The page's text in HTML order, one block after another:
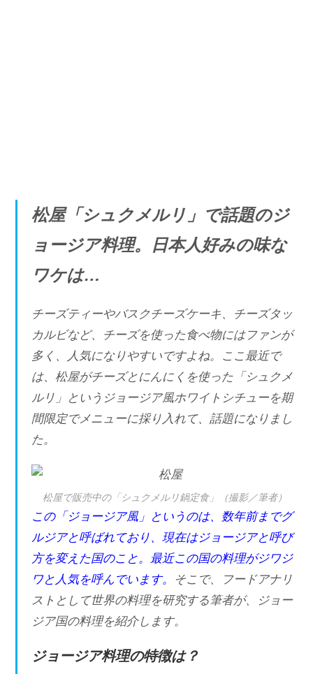
松屋「シュクメルリ」で話題のジ
ョージア料理。日本人好みの味な
ワケは…
チーズティーやバスクチーズケーキ、チーズタッ
カルビなど、チーズを使った食べ物にはファンが
多く、人気になりやすいですよね。ここ最近で
は、松屋がチーズとにんにくを使った「シュクメ
ルリ」というジョージア風ホワイトシチューを期
間限定でメニューに採り入れて、話題になりまし
た。
松屋で販売中の「シュクメルリ鍋定食」（撮影／筆者）
この「ジョージア風」というのは、数年前までグ
ルジアと呼ばれており、現在はジョージアと呼び
方を変えた国のこと。最近この国の料理がジワジ
ワと人気を呼んでいます。
そこで、フードアナリ
ストとして世界の料理を研究する筆者が、ジョー
ジア国の料理を紹介します。
ジョージア料理の特徴は？